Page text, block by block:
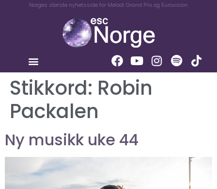
Norges største nyhetsside for Melodi Grand Prix og Eurovision
Stikkord: Robin
Packalen
Ny musikk uke 44